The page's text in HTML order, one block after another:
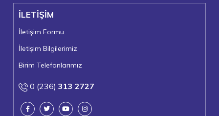
+24°
Turgutlu
Perşembe, 06
İLETİŞİM
İletişim Formu
İletişim Bilgilerimiz
Birim Telefonlarımız
0 (236) 313 2727